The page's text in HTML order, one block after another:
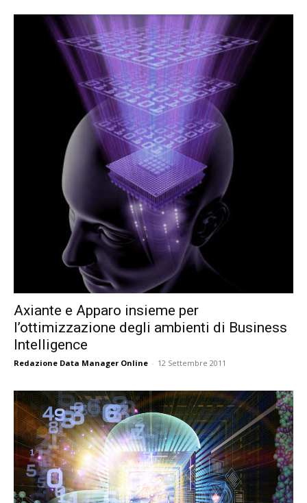
Axiante e Apparo insieme per
l’ottimizzazione degli ambienti di Business
Intelligence
Redazione Data Manager Online - 12 Settembre 2011